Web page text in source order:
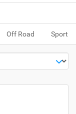
Off Road Sport